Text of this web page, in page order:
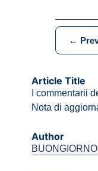
←
Article Title
I commentarii
Nota di
Author